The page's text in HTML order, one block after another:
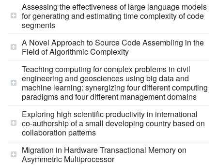
Assessing the effectiveness of large language models
for generating and estimating time complexity of code
segments
A Novel Approach to Source Code Assembling in the
Field of Algorithmic Complexity
Teaching computing for complex problems in civil
engineering and geosciences using big data and
machine learning: synergizing four different computing
paradigms and four different management domains
Exploring high scientific productivity in international
co-authorship of a small developing country based on
collaboration patterns
Migration in Hardware Transactional Memory on
Asymmetric Multiprocessor